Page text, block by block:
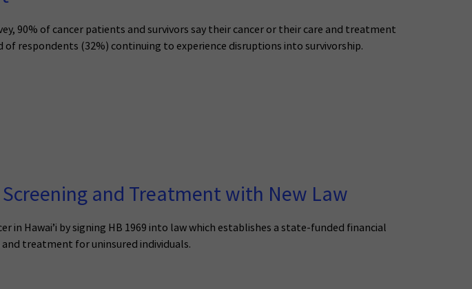
90% of cancer patients and survivors say their cancer or their care and treatment
respondents (32%) continuing to experience disruptions into survivorship.
and Treatment with New Law
Hawai’i by signing HB 1969 into law which establishes a state-funded financial
treatment for uninsured individuals.